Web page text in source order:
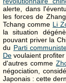
alerte, dans
les forces de
Tchang comme Li
la situation
pouvant priver la
du Parti
De voulaient
d'autres comme
négociation,
Japonais : cette